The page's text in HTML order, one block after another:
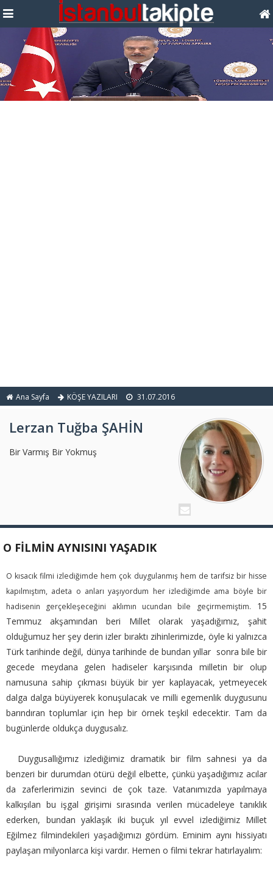
Ana Sayfa KÖŞE YAZILARI 31.07.2016
Lerzan Tuğba ŞAHİN
Bir Varmış Bir Yokmuş
O FİLMİN AYNISINI YAŞADIK
O kısacık filmi izlediğimde hem çok duygulanmış hem de tarifsiz bir hisse
kapılmıştım, adeta o anları yaşıyordum her izlediğimde ama böyle bir
hadisenin gerçekleşeceğini aklımın ucundan bile geçirmemiştim.
15
Temmuz akşamından beri Millet olarak yaşadığımız, şahit
olduğumuz her şey derin izler bıraktı zihinlerimizde, öyle ki yalnızca
Türk tarihinde değil, dünya tarihinde de bundan yıllar sonra bile bir
gecede meydana gelen hadiseler karşısında milletin bir olup
namusuna sahip çıkması büyük bir yer kaplayacak, yetmeyecek
dalga dalga büyüyerek konuşulacak ve milli egemenlik duygusunu
barındıran toplumlar için hep bir örnek teşkil edecektir. Tam da
bugünlerde oldukça duygusalız.
Duygusallığımız izlediğimiz dramatik bir film sahnesi ya da
benzeri bir durumdan ötürü değil elbette, çünkü yaşadığımız acılar
da zaferlerimizin sevinci de çok taze. Vatanımızda yapılmaya
kalkışılan bu işgal girişimi sırasında verilen mücadeleye tanıklık
ederken, bundan yaklaşık iki buçuk yıl evvel izlediğimiz Millet
Eğilmez filmindekileri yaşadığımızı gördüm. Eminim aynı hissiyatı
paylaşan milyonlarca kişi vardır. Hemen o filmi tekrar hatırlayalım: